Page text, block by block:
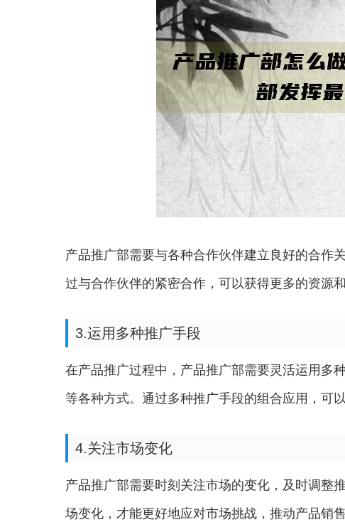
产品推广部需要与各种合作伙伴建立良好的合作
过与合作伙伴的紧密合作，可以获得更多的资源
3.运用多种推广手段
在产品推广过程中，产品推广部需要灵活运用多
等各种方式。通过多种推广手段的组合应用，可
4.关注市场变化
产品推广部需要时刻关注市场的变化，及时调整
场变化，才能更好地应对市场挑战，推动产品销售